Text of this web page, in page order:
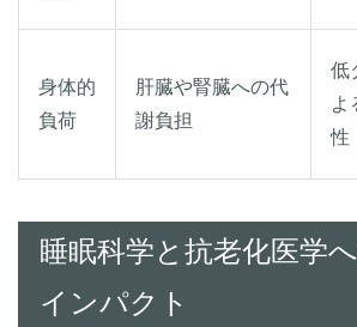
身体的
負荷
肝臓や腎臓への代
謝負担
低
よ
性
睡眠科学と抗老化医学
インパクト